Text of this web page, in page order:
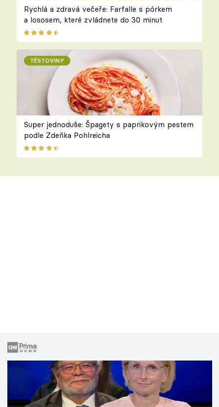
Rychlá a zdravá večeře: Farfalle s pórkem
a lososem, které zvládnete do 30 minut
TĚSTOVINY
Super jednoduše: Špagety s paprikovým pestem
podle Zdeňka Pohlreicha